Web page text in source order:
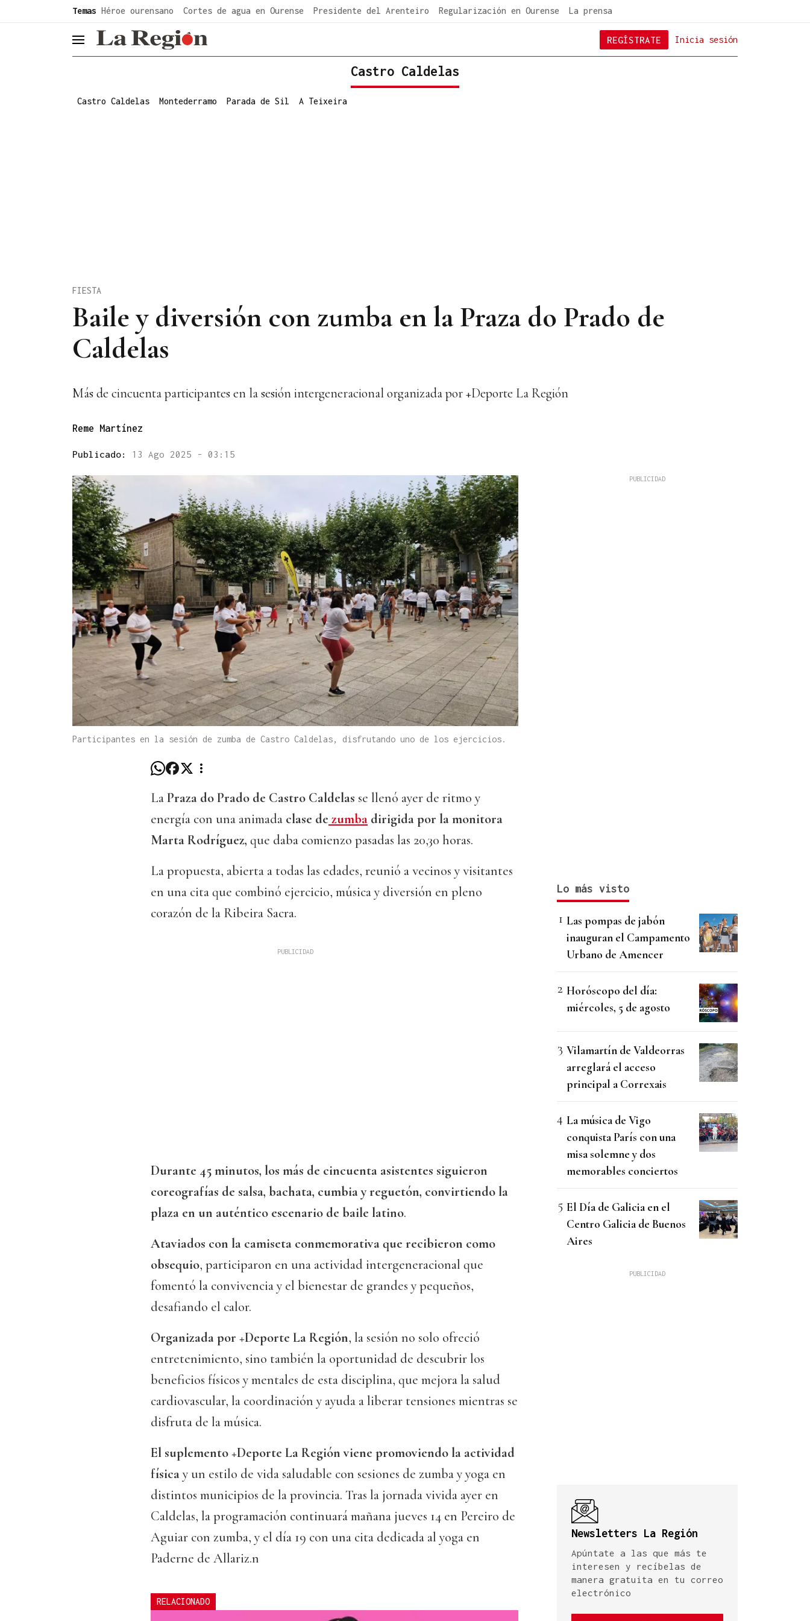
Temas Héroe ourensano Cortes de agua en Ourense Presidente del Arenteiro Regularización en Ourense La prensa
header.menu.open Inicia sesión
REGÍSTRATE
Castro Caldelas
Castro Caldelas Montederramo Parada de Sil A Teixeira
Baile y diversión con zumba en la Praza do Prado de
Caldelas
FIESTA
Más de cincuenta participantes en la sesión intergeneracional organizada por +Deporte La Región
Reme Martínez
Publicado: 13 Ago 2025 - 03:15
Participantes en la sesión de zumba de Castro Caldelas, disfrutando uno de los ejercicios.
LaPraza do Prado de Castro Caldelas se llenó ayer de ritmo y
energía con una animada clase de zumba dirigida por la monitora
Marta Rodríguez, que daba comienzo pasadas las 20,30 horas.
La propuesta, abierta a todas las edades, reunió a vecinos y visitantes
en una cita que combinó ejercicio, música y diversión en pleno
corazón de la Ribeira Sacra.
Durante 45 minutos, los más de cincuenta asistentes siguieron
coreografías de salsa, bachata, cumbia y reguetón, convirtiendo la
plaza en un auténtico escenario de baile latino.
Ataviados con la camiseta conmemorativa que recibieron como
obsequio, participaron en una actividad intergeneracional que
fomentó la convivencia y el bienestar de grandes y pequeños,
desafiando el calor.
Organizada por +Deporte La Región, la sesión no solo ofreció
entretenimiento, sino también la oportunidad de descubrir los
beneficios físicos y mentales de esta disciplina, que mejora la salud
cardiovascular, la coordinación y ayuda a liberar tensiones mientras se
disfruta de la música.
El suplemento +Deporte La Región viene promoviendo la actividad
físicay un estilo de vida saludable con sesiones de zumba y yoga en
distintos municipios de la provincia. Tras la jornada vivida ayer en
Caldelas, la programación continuará mañana jueves 14 en Pereiro de
Aguiar con zumba, y el día 19 con una cita dedicada al yoga en
Paderne de Allariz.n
RELACIONADO
Lo más visto
Las pompas de jabón
inauguran el Campamento
Urbano de Amencer
Horóscopo del día:
miércoles, 5 de agosto
Vilamartín de Valdeorras
arreglará el acceso
principal a Correxais
La música de Vigo
conquista París con una
misa solemne y dos
memorables conciertos
El Día de Galicia en el
Centro Galicia de Buenos
Aires
Newsletters La Región
Apúntate a las que más te
interesen y recíbelas de
manera gratuita en tu correo
electrónico